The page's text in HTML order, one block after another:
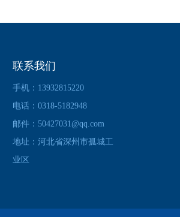
联系我们
手机：13932815220
电话：0318-5182948
邮件：50427031@qq.com
地址：河北省深州市孤城工
业区